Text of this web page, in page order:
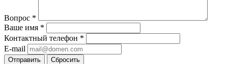
Вопрос *
Ваше имя *
Контактный телефон *
E-mail
Сбросить